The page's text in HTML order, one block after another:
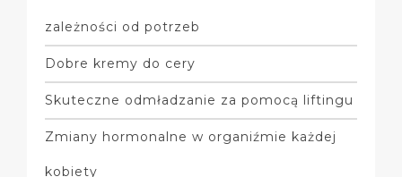
zależności od potrzeb
Dobre kremy do cery
Skuteczne odmładzanie za pomocą liftingu
Zmiany hormonalne w organiźmie każdej
kobiety